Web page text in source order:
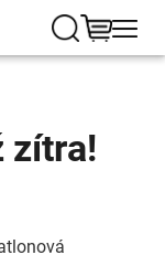
Hledat
zítra!